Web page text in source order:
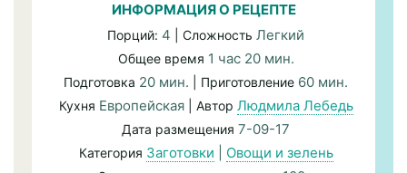
ИНФОРМАЦИЯ О РЕЦЕПТЕ
Порций: 4 | Сложность Легкий
Общее время 1 час 20 мин.
Подготовка 20 мин. | Приготовление 60 мин.
Кухня Европейская| Автор Людмила Лебедь
Дата размещения 7-09-17
Категория Заготовки Овощи и зелень